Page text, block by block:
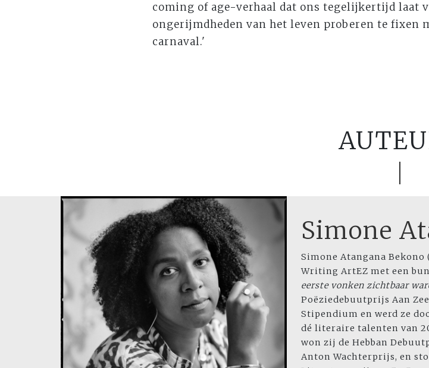
coming of age-verhaal dat ons tegelijkertijd laat
ongerijmdheden van het leven proberen te fixen
carnaval.'
Simone
Simone Atangana Bekono
Writing ArtEZ met een
eerste vonken zichtbaar
Poëziedebuutprijs Aan
Stipendium en werd ze
dé literaire talenten van
won zij de Hebban
Anton Wachterprijs, en